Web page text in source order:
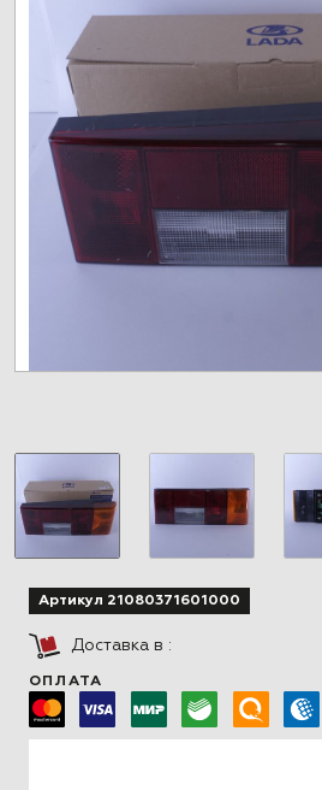
Артикул 21080371601000
Доставка в :
ОПЛАТА